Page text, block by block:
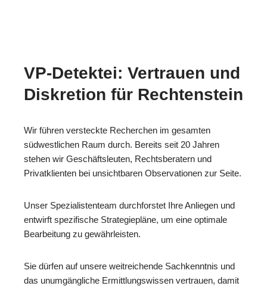
VP-Detektei: Vertrauen und
Diskretion für Rechtenstein
Wir führen versteckte Recherchen im gesamten
südwestlichen Raum durch. Bereits seit 20 Jahren
stehen wir Geschäftsleuten, Rechtsberatern und
Privatklienten bei unsichtbaren Observationen zur Seite.
Unser Spezialistenteam durchforstet Ihre Anliegen und
entwirft spezifische Strategiepläne, um eine optimale
Bearbeitung zu gewährleisten.
Sie dürfen auf unsere weitreichende Sachkenntnis und
das unumgängliche Ermittlungswissen vertrauen, damit